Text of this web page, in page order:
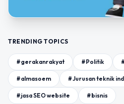
TRENDING TOPICS
#gerakanrakyat #Politik
#almasoem #Jurusan teknik
#jasa SEO website #bisnis